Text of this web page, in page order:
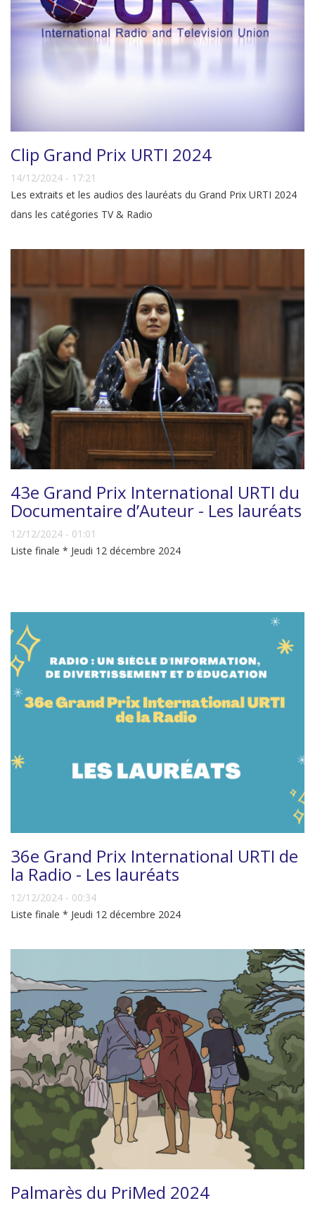
Clip Grand Prix URTI 2024
14/12/2024 - 17:21
Les extraits et les audios des lauréats du Grand Prix URTI 2024
dans les catégories TV & Radio
43e Grand Prix International URTI du
Documentaire d’Auteur - Les lauréats
12/12/2024 - 01:01
Liste finale * Jeudi 12 décembre 2024
36e Grand Prix International URTI de
la Radio - Les lauréats
12/12/2024 - 00:34
Liste finale * Jeudi 12 décembre 2024
Palmarès du PriMed 2024